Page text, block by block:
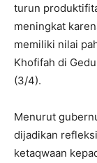
turun
meningkat
memiliki nilai
Khofifah di
(3/4).
Menurut
dijadikan
ketaqwaan